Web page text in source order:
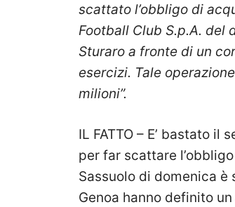
scattato l’obbligo di
Football Club S.p.A.
Sturaro a fronte di un
esercizi. Tale
milioni”.
IL FATTO – E’ bastato
per far scattare
Sassuolo di domenica
Genoa hanno definito